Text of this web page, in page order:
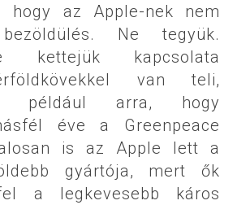
hogy az Apple-nek nem
Ne tegyük.
kettejük kapcsolata
van teli,
például arra, hogy
éve a Greenpeace
is az Apple lett a
gyártója, mert ők
a legkevesebb káros